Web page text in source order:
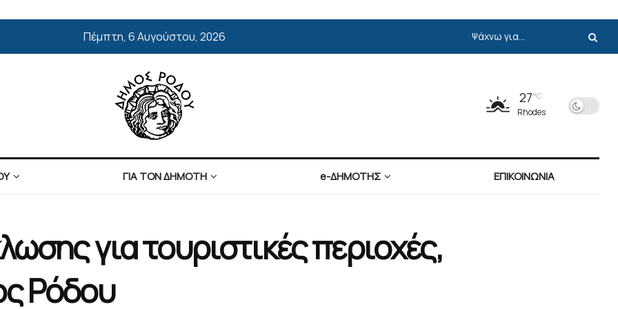
Πέμπτη, 6 Αυγούστου, 2026
27°C
Rhodes
ΓΙΑ ΤΟΝ ΔΗΜΟΤΗ e-ΔΗΜΟΤΗΣ ΕΠΙΚΟΙΝΩΝΙΑ
για τουριστικές περιοχές,
Ρόδου